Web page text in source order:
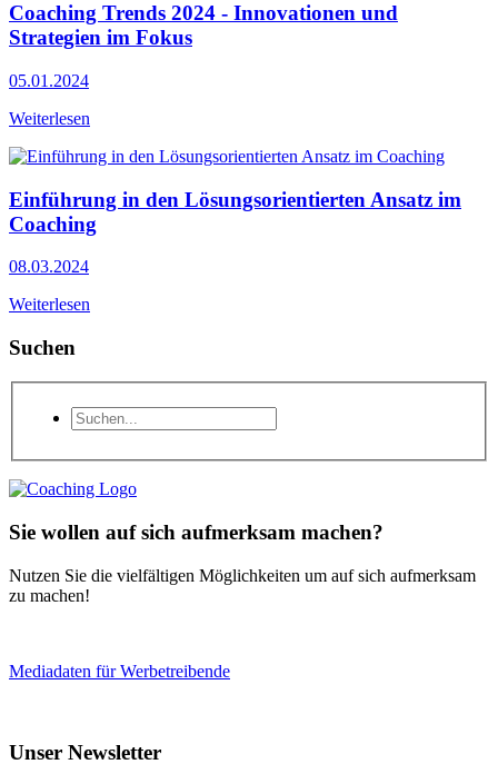
Coaching Trends 2024 - Innovationen und
Strategien im Fokus
05.01.2024
Weiterlesen
Einführung in den Lösungsorientierten Ansatz im
Coaching
08.03.2024
Weiterlesen
Suchen
Sie wollen auf sich aufmerksam machen?
Nutzen Sie die vielfältigen Möglichkeiten um auf sich aufmerksam
zu machen!
Mediadaten für Werbetreibende
Unser Newsletter